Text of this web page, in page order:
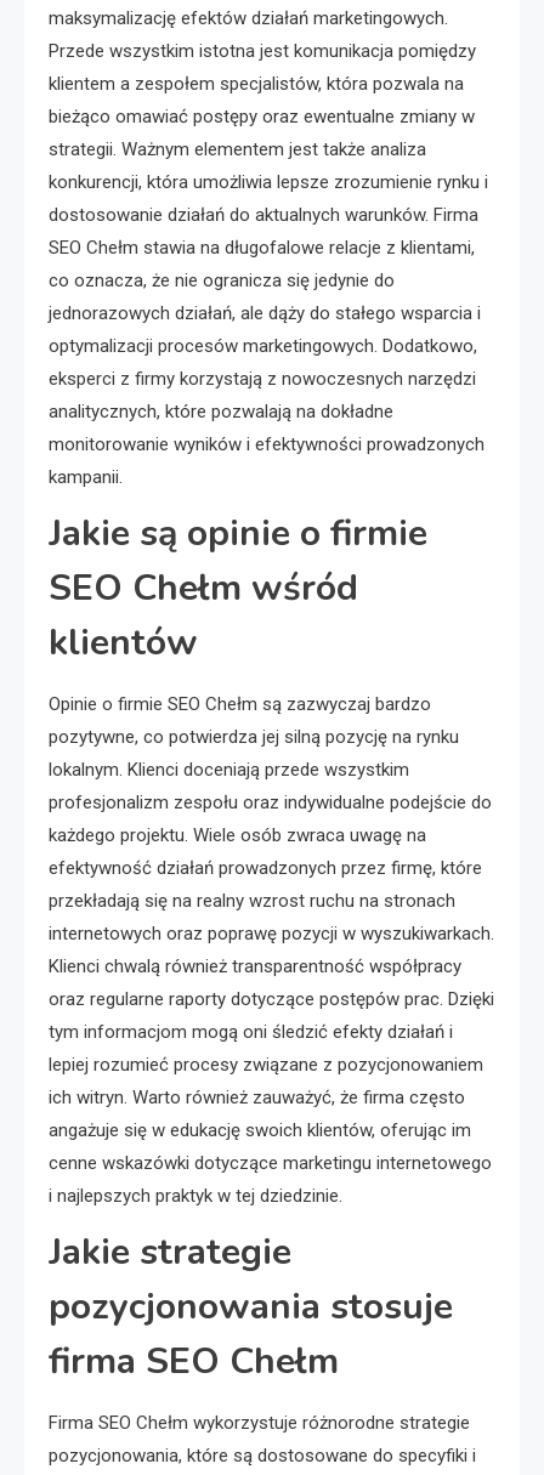
maksymalizację efektów działań marketingowych.
Przede wszystkim istotna jest komunikacja pomiędzy
klientem a zespołem specjalistów, która pozwala na
bieżąco omawiać postępy oraz ewentualne zmiany w
strategii. Ważnym elementem jest także analiza
konkurencji, która umożliwia lepsze zrozumienie rynku i
dostosowanie działań do aktualnych warunków. Firma
SEO Chełm stawia na długofalowe relacje z klientami,
co oznacza, że nie ogranicza się jedynie do
jednorazowych działań, ale dąży do stałego wsparcia i
optymalizacji procesów marketingowych. Dodatkowo,
eksperci z firmy korzystają z nowoczesnych narzędzi
analitycznych, które pozwalają na dokładne
monitorowanie wyników i efektywności prowadzonych
kampanii.
Jakie są opinie o firmie
SEO Chełm wśród
klientów
Opinie o firmie SEO Chełm są zazwyczaj bardzo
pozytywne, co potwierdza jej silną pozycję na rynku
lokalnym. Klienci doceniają przede wszystkim
profesjonalizm zespołu oraz indywidualne podejście do
każdego projektu. Wiele osób zwraca uwagę na
efektywność działań prowadzonych przez firmę, które
przekładają się na realny wzrost ruchu na stronach
internetowych oraz poprawę pozycji w wyszukiwarkach.
Klienci chwalą również transparentność współpracy
oraz regularne raporty dotyczące postępów prac. Dzięki
tym informacjom mogą oni śledzić efekty działań i
lepiej rozumieć procesy związane z pozycjonowaniem
ich witryn. Warto również zauważyć, że firma często
angażuje się w edukację swoich klientów, oferując im
cenne wskazówki dotyczące marketingu internetowego
i najlepszych praktyk w tej dziedzinie.
Jakie strategie
pozycjonowania stosuje
firma SEO Chełm
Firma SEO Chełm wykorzystuje różnorodne strategie
pozycjonowania, które są dostosowane do specyfiki i